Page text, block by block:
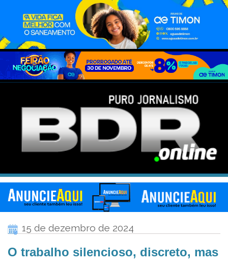
15 de dezembro de 2024
O trabalho silencioso, discreto, mas